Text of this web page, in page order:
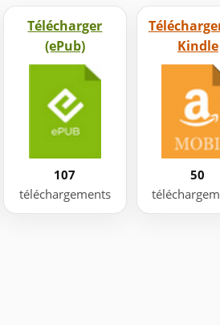
Télécharger
(ePub)
107
téléchargements
Kindle
50